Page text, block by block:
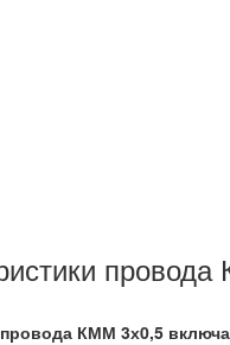
КММ 3х0,5